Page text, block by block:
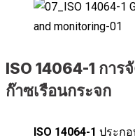
ISO 14064-1 การ
ก๊าซเรือนกระจก
ISO 14064-1 ประก